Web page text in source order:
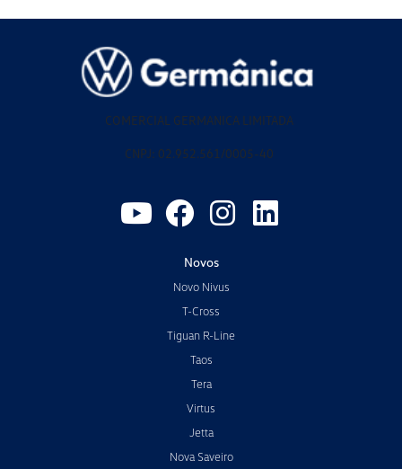
COMERCIAL GERMANICA LIMITADA
CNPJ: 02.952.561/0005-40
Novos
Novo Nivus
T-Cross
Tiguan R-Line
Taos
Tera
Virtus
Jetta
Nova Saveiro